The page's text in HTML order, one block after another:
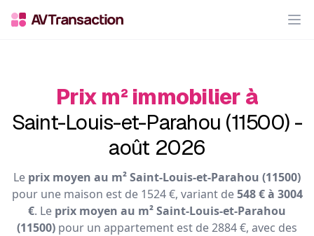
Prix m² immobilier à
Saint-Louis-et-Parahou (11500) -
août 2026
Le prix moyen au m² Saint-Louis-et-Parahou (11500)
pour une maison est de 1524 €, variant de548 € à 3004
€. Le prix moyen au m² Saint-Louis-et-Parahou
(11500) pour un appartement est de 2884 €, avec des